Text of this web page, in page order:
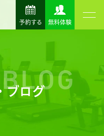
ブログ
BLOG
予約する 無料体験